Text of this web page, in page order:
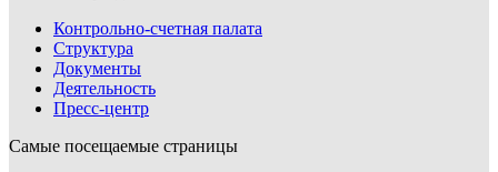
Контрольно-счетная палата
Структура
Документы
Деятельность
Пресс-центр
Самые посещаемые страницы